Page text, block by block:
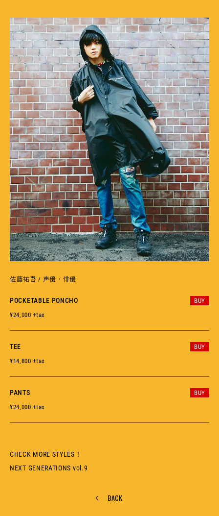
佐藤祐吾 / 声優・俳優
POCKETABLE PONCHO
BUY
¥24,000 +tax
TEE
BUY
¥14,800 +tax
PANTS
BUY
¥24,000 +tax
CHECK MORE STYLES！
NEXT GENERATIONS vol.9
BACK